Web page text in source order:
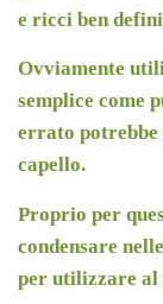
e ricci ben
Ovviamente
semplice come
errato
capello.
Proprio per
condensare
per utilizzare